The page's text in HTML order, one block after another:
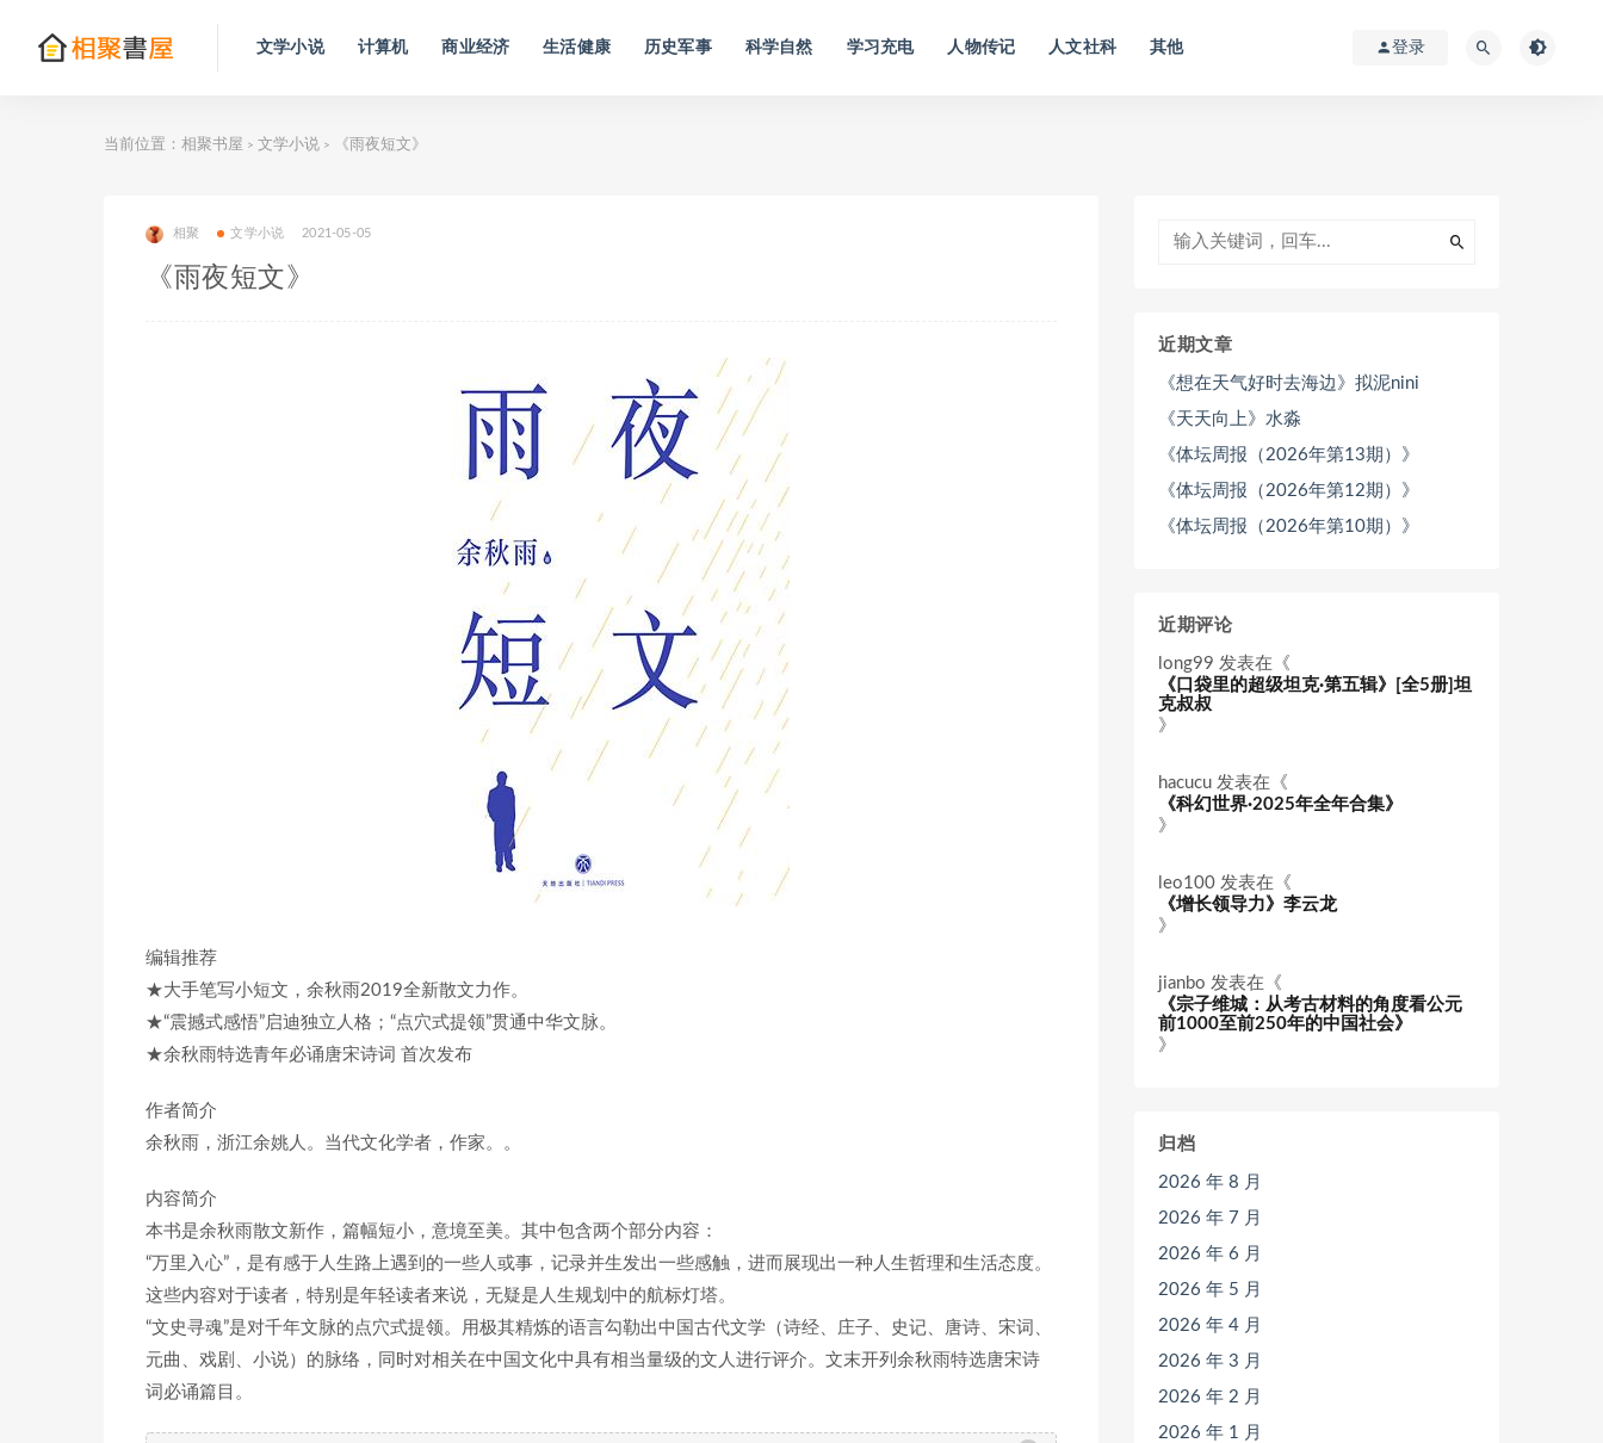
文学小说 计算机 商业经济 生活健康 历史军事 科学自然 学习充电 人物传记 人文社科 其他 登录
当前位置： 相聚书屋 > 文学小说 > 《雨夜短文》
相聚 文学小说 2021-05-05
《雨夜短文》
编辑推荐
★大手笔写小短文，余秋雨2019全新散文力作。
★“震撼式感悟”启迪独立人格；“点穴式提领”贯通中华文脉。
★余秋雨特选青年必诵唐宋诗词 首次发布
作者简介
余秋雨，浙江余姚人。当代文化学者，作家。。
内容简介
本书是余秋雨散文新作，篇幅短小，意境至美。其中包含两个部分内容：
“万里入心”，是有感于人生路上遇到的一些人或事，记录并生发出一些感触，进而展现出一种人生哲理和生活态度。
这些内容对于读者，特别是年轻读者来说，无疑是人生规划中的航标灯塔。
“文史寻魂”是对千年文脉的点穴式提领。用极其精炼的语言勾勒出中国古代文学（诗经、庄子、史记、唐诗、宋词、
元曲、戏剧、小说）的脉络，同时对相关在中国文化中具有相当量级的文人进行评介。文末开列余秋雨特选唐宋诗
词必诵篇目。
近期文章
《想在天气好时去海边》拟泥nini
《天天向上》水淼
《体坛周报（2026年第13期）》
《体坛周报（2026年第12期）》
《体坛周报（2026年第10期）》
近期评论
long99 发表在《
《口袋里的超级坦克·第五辑》[全5册]坦
克叔叔
》
hacucu 发表在《
《科幻世界·2025年全年合集》
》
leo100 发表在《
《增长领导力》李云龙
》
jianbo 发表在《
《宗子维城：从考古材料的角度看公元
前1000至前250年的中国社会》
》
归档
2026 年 8 月
2026 年 7 月
2026 年 6 月
2026 年 5 月
2026 年 4 月
2026 年 3 月
2026 年 2 月
2026 年 1 月